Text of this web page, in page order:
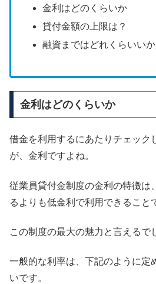
金利はどのくらいか
貸付金額の上限は？
融資まではどれくらいい
金利はどのくらいか
借金を利用するにあたりチェック
が、金利ですよね。
従業員貸付金制度の金利の特徴は
るよりも低金利で利用できること
この制度の最大の魅力と言えるで
一般的な利率は、下記のように定
いです。